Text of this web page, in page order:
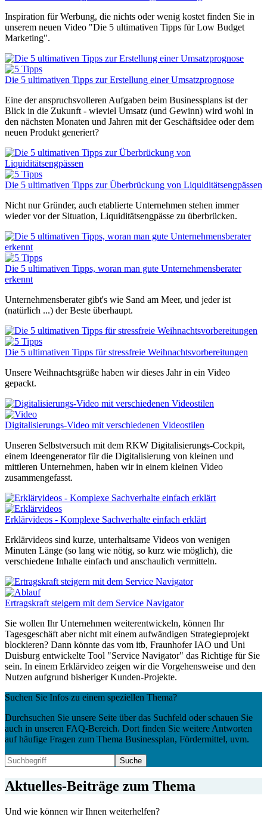
Inspiration für Werbung, die nichts oder wenig kostet finden Sie in
unserem neuen Video "Die 5 ultimativen Tipps für Low Budget
Marketing".
Die 5 ultimativen Tipps zur Erstellung einer Umsatzprognose
Eine der anspruchsvolleren Aufgaben beim Businessplans ist der
Blick in die Zukunft - wieviel Umsatz (und Gewinn) wird wohl in
den nächsten Monaten und Jahren mit der Geschäftsidee oder dem
neuen Produkt generiert?
Die 5 ultimativen Tipps zur Überbrückung von Liquiditätsengpässen
Nicht nur Gründer, auch etablierte Unternehmen stehen immer
wieder vor der Situation, Liquiditätsengpässe zu überbrücken.
Die 5 ultimativen Tipps, woran man gute Unternehmensberater
erkennt
Unternehmensberater gibt's wie Sand am Meer, und jeder ist
(natürlich ...) der Beste überhaupt.
Die 5 ultimativen Tipps für stressfreie Weihnachtsvorbereitungen
Unsere Weihnachtsgrüße haben wir dieses Jahr in ein Video
gepackt.
Digitalisierungs-Video mit verschiedenen Videostilen
Unseren Selbstversuch mit dem RKW Digitalisierungs-Cockpit,
einem Ideengenerator für die Digitalisierung von kleinen und
mittleren Unternehmen, haben wir in einem kleinen Video
zusammengefasst.
Erklärvideos - Komplexe Sachverhalte einfach erklärt
Erklärvideos sind kurze, unterhaltsame Videos von wenigen
Minuten Länge (so lang wie nötig, so kurz wie möglich), die
verschiedene Inhalte einfach und anschaulich vermitteln.
Ertragskraft steigern mit dem Service Navigator
Sie wollen Ihr Unternehmen weiterentwickeln, können Ihr
Tagesgeschäft aber nicht mit einem aufwändigen Strategieprojekt
blockieren? Dann könnte das vom itb, Fraunhofer IAO und Uni
Duisburg entwickelte Tool "Service Navigator" das Richtige für Sie
sein. In einem Erklärvideo zeigen wir die Vorgehensweise und den
Nutzen aufgrund bisheriger Kunden-Projekte.
Suchen Sie Infos zu einem speziellen Thema?
Durchsuchen Sie unsere Seite über das Suchfeld oder schauen Sie
auch in unseren FAQ-Bereich. Dort finden Sie weitere Antworten
auf häufige Fragen zum Thema Businessplan, Fördermittel, uvm.
Aktuelles-Beiträge zum Thema
Und wie können wir Ihnen weiterhelfen?